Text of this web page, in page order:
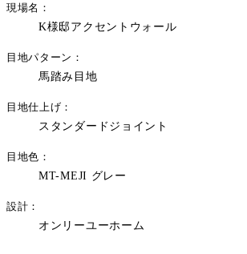
現場名
K様邸アクセントウォール
目地パターン
馬踏み目地
目地仕上げ
スタンダードジョイント
目地色
MT-MEJI グレー
設計
オンリーユーホーム